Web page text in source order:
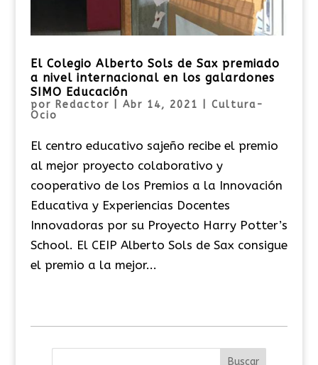
El Colegio Alberto Sols de Sax premiado
a nivel internacional en los galardones
SIMO Educación
por Redactor Abr 14, 2021
Cultura-
Ocio
El centro educativo sajeño recibe el premio
al mejor proyecto colaborativo y
cooperativo de los Premios a la Innovación
Educativa y Experiencias Docentes
Innovadoras por su Proyecto Harry Potter’s
School. El CEIP Alberto Sols de Sax consigue
el premio a la mejor...